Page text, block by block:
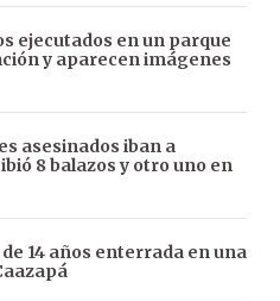
ejecutados en un parque
y aparecen imágenes
asesinados iban a
8 balazos y otro uno en
14 años enterrada en una